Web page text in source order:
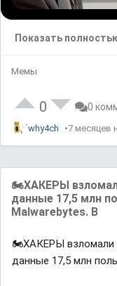
Показать
Мемы
0 0
why4ch 7 месяцев
🏍ХАКЕРЫ
данные 17,5 млн
Malwarebytes. В
🏍ХАКЕРЫ взломали
данные 17,5 млн